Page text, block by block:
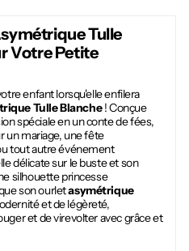
Tulle
Votre Petite
enfant lorsqu'elle enfilera
Tulle Blanche! Conçue
spéciale en un conte de fées,
un mariage, une fête
tout autre événement
délicate sur le buste et son
silhouette princesse
son ourletasymétrique
et de légèreté,
et de virevolter avec grâce et